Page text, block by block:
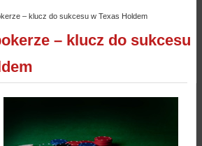
– klucz do sukcesu w Texas Holdem
– klucz do sukcesu